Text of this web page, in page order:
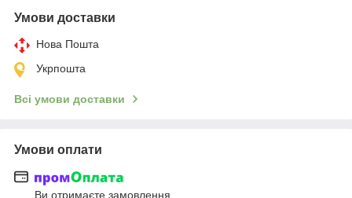
Умови доставки
Нова Пошта
Укрпошта
Всі умови доставки
Умови оплати
Ви отримаєте замовлення